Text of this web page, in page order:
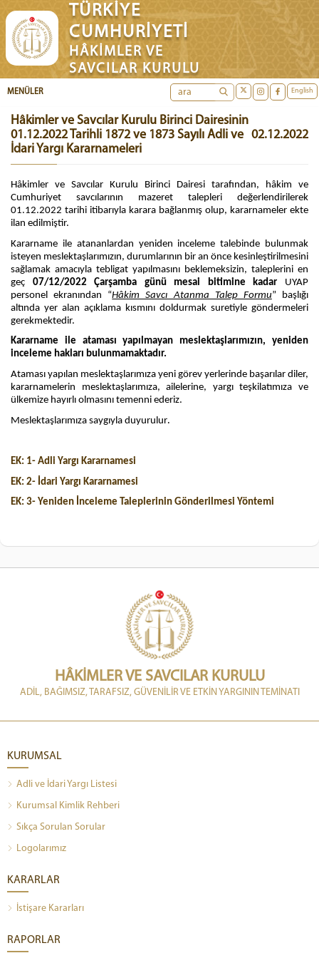
TÜRKİYE
CUMHURİYETİ
HÂKİMLER VE
SAVCILAR KURULU
English
MENÜLER
Hâkimler ve Savcılar Kurulu Birinci Dairesinin
01.12.2022 Tarihli 1872 ve 1873 Sayılı Adli ve
İdari Yargı Kararnameleri
02.12.2022
Hâkimler ve Savcılar Kurulu Birinci Dairesi tarafından, hâkim ve
Cumhuriyet savcılarının mazeret talepleri değerlendirilerek
01.12.2022 tarihi itibarıyla karara bağlanmış olup, kararnameler ekte
ilan edilmiştir.
Kararname ile atananlardan yeniden inceleme talebinde bulunmak
isteyen meslektaşlarımızın, durumlarının bir an önce kesinleştirilmesini
sağlamak amacıyla tebligat yapılmasını beklemeksizin, taleplerini en
geç 07/12/2022 Çarşamba günü mesai bitimine kadar UYAP
personel ekranından “Hâkim Savcı Atanma Talep Formu” başlığı
altında yer alan açıklama kısmını doldurmak suretiyle göndermeleri
gerekmektedir.
Kararname ile ataması yapılmayan meslektaşlarımızın, yeniden
inceleme hakları bulunmamaktadır.
Ataması yapılan meslektaşlarımıza yeni görev yerlerinde başarılar diler,
kararnamelerin meslektaşlarımıza, ailelerine, yargı teşkilatımıza ve
ülkemize hayırlı olmasını temenni ederiz.
Meslektaşlarımıza saygıyla duyurulur.
EK: 1- Adli Yargı Kararnamesi
EK: 2- İdari Yargı Kararnamesi
EK: 3- Yeniden İnceleme Taleplerinin Gönderilmesi Yöntemi
HÂKİMLER VE SAVCILAR KURULU
ADİL, BAĞIMSIZ, TARAFSIZ, GÜVENİLİR VE ETKİN YARGININ TEMİNATI
KURUMSAL
Adli ve İdari Yargı Listesi
Kurumsal Kimlik Rehberi
Sıkça Sorulan Sorular
Logolarımız
KARARLAR
İstişare Kararları
RAPORLAR